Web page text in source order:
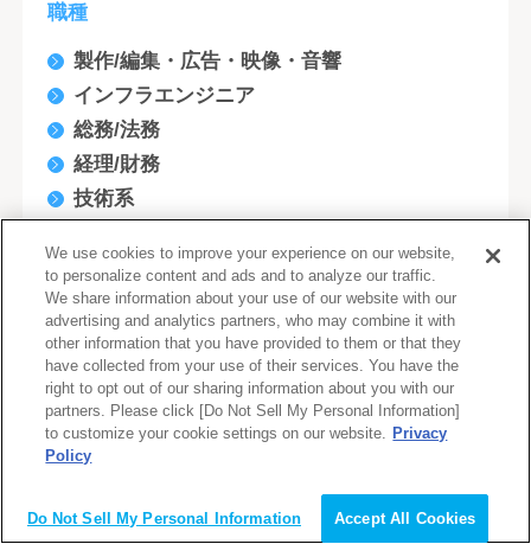
職種
製作/編集・広告・映像・音響
インフラエンジニア
総務/法務
経理/財務
技術系
研究開発/回路設計/実装設計(電気/電子/半導
体)
開発エンジニア
人事・総務
設計/開発(建築/土木/不動産)
研究開発/生産/製造技術開発(化学/素材)
企画/商品開発/マーケティング
社内情報システム/EDP/MIS
テレフォンオペレーター
We use cookies to improve your experience on our website,
to personalize content and ads and to analyze our traffic.
We share information about your use of our website with our
advertising and analytics partners, who may combine it with
other information that you have provided to them or that they
have collected from your use of their services. You have the
right to opt out of our sharing information about you with our
partners. Please click [Do Not Sell My Personal Information]
to customize your cookie settings on our website. Privacy
Policy
Do Not Sell My Personal Information Accept All Cookies